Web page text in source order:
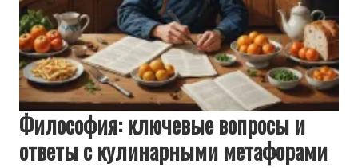
Философия: ключевые вопросы и
ответы с кулинарными метафорами